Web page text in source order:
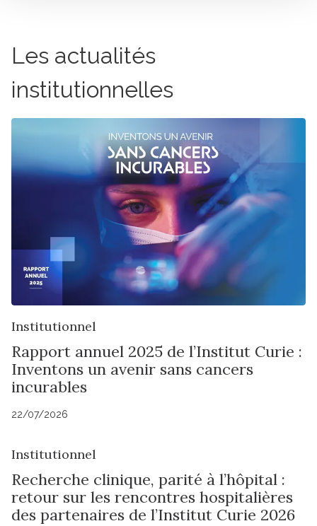
Les actualités
institutionnelles
Institutionnel
Rapport annuel 2025 de l’Institut Curie :
Inventons un avenir sans cancers
incurables
22/07/2026
Institutionnel
Recherche clinique, parité à l’hôpital :
retour sur les rencontres hospitalières
des partenaires de l’Institut Curie 2026